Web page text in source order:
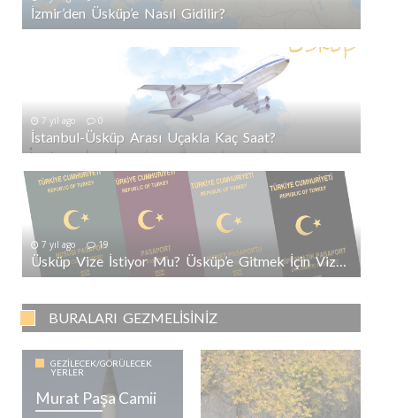
İzmir’den Üsküp’e Nasıl Gidilir?
7 yıl ago 0
İstanbul-Üsküp Arası Uçakla Kaç Saat?
7 yıl ago 19
Üsküp Vize İstiyor Mu? Üsküp’e Gitmek İçin Vize Gerekli Mi?
BURALARI GEZMELISINIZ
GEZILECEK/GÖRÜLECEK
YERLER
Murat Paşa Camii